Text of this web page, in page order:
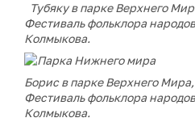
Тубяку в парке Верхнего
Фестиваль фольклора
Колмыкова.
Борис в парке Верхнего Мира,
Фестиваль фольклора
Колмыкова.